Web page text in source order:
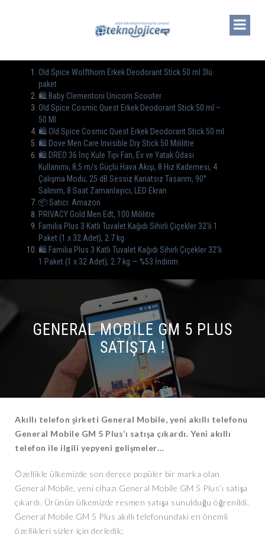
Old Spice Wolfthorn Erkek Deodorant Stick 50 ml 3lü
paket
🛍 Baby Clementoni Unicorn Scooter
Old Spice Cosmic Quest Erkek Deodorant Stick 50 ml –
50 Ml
🛍️ Old Spice Cosmic Quest Erkek Deodorant Stick 50 ml
🛍️ Dove Men Care Invisible Dry Stick 50 Mililitre
🛍 DREO 36 İnç Kule Tipi Fan, Ev ve Yatak Odası
Kullanımı, 8,5 m/s Güçlü Hava Akışı, 8 Hız Kademesi, 4
Çalışma Modu, 25 dB Sessiz Kanatsız Tasarım, 90°
Salınım, 8 Saat Zamanlayıcı, LED Ekran
📦 Satıcı: Amazon
PRIVACY Gold Men Edt, 100 Mililitre
Familia Plus 3 Katlı Tuvalet Kağıdı Sihirli Çiçekler 32’li 1
Paket (1 x 32 Adet), 2.7 kg
🛍️ Familia Plus 3 Katlı Tuvalet Kağıdı Sihirli Çiçekler 32’li
1 Paket (1 x 32 Adet), 2.7 kg — %53 İndirim
GENERAL MOBILE GM 5 PLUS
SATIŞTA !
Akıllı telefon şirketi General Mobile, yeni akıllı telefonu
General Mobile GM 5 Plus’ı satışa çıkardı. Yeni akıllı
telefon ile ilgili yepyeni gelişmeler…
Özellikle ülkemizde son derece popüler bir marka olan
General Mobile, yeni cihazı General Mobile GM 5 Plus’ı satışa
çıkardı. Ürünün ülkemizde resmen satışa sunulduğu öğrenildi.
General Mobile GM 5 Plus akıllı telefonundaki en önemli
özellikleri sizler için derledik;